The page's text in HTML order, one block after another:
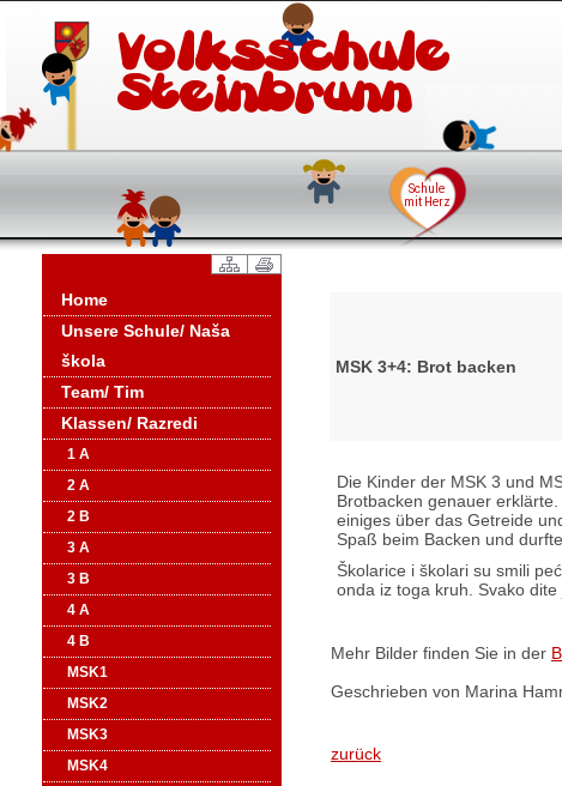
Home
Unsere Schule/ Naša
škola
Team/ Tim
Klassen/ Razredi
1 A
2 A
2 B
3 A
3 B
4 A
4 B
MSK1
MSK2
MSK3
MSK4
MSK 3+4: Brot backen
Die Kinder der MSK 3 und
Brotbacken genauer
einiges über das Getreide
Spaß beim Backen und
Školarice i školari su smili
onda iz toga kruh. Svako
Mehr Bilder finden Sie in der
Geschrieben von Marina
zurück